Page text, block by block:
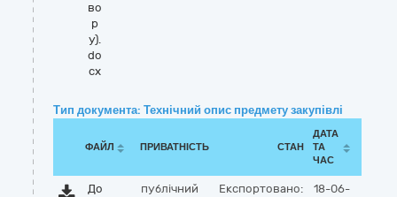
во
р
у).
do
cx
Тип документа: Технічний опис предмету закупівлі
ФАЙЛ ПРИВАТНІСТЬ СТАН
ДАТА
ТА
ЧАС
До
публічний Експортовано:
18-06-